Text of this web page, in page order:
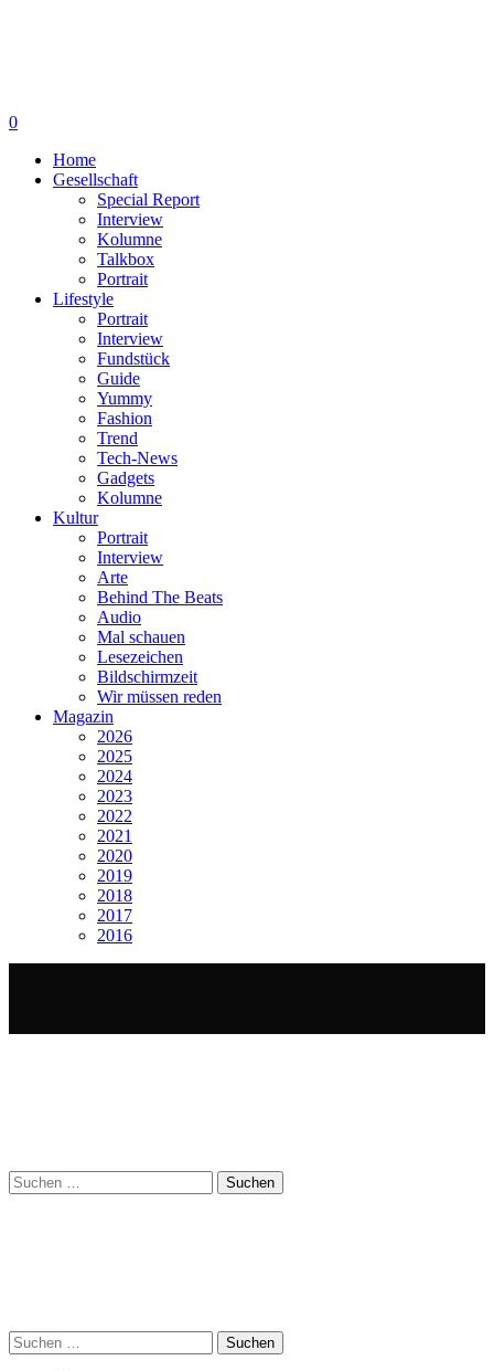
0
Home
Gesellschaft
Special Report
Interview
Kolumne
Talkbox
Portrait
Lifestyle
Portrait
Interview
Fundstück
Guide
Yummy
Fashion
Trend
Tech-News
Gadgets
Kolumne
Kultur
Portrait
Interview
Arte
Behind The Beats
Audio
Mal schauen
Lesezeichen
Bildschirmzeit
Wir müssen reden
Magazin
2026
2025
2024
2023
2022
2021
2020
2019
2018
2017
2016
Suchen
nach:
Suchen
nach: